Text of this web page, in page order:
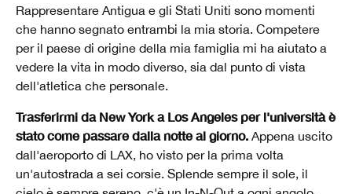
Rappresentare Antigua e gli Stati Uniti sono momenti
che hanno segnato entrambi la mia storia. Competere
per il paese di origine della mia famiglia mi ha aiutato a
vedere la vita in modo diverso, sia dal punto di vista
dell'atletica che personale.
Trasferirmi da New York a Los Angeles per l'università è
stato come passare dalla notte al giorno. Appena uscito
dall'aeroporto di LAX, ho visto per la prima volta
un'autostrada a sei corsie. Splende sempre il sole, il